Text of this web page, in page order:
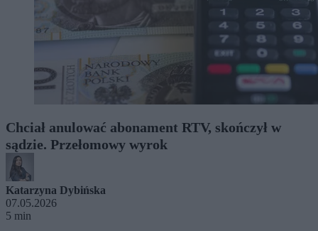
Chciał anulować abonament RTV, skończył w
sądzie. Przełomowy wyrok
Katarzyna Dybińska
07.05.2026
5 min